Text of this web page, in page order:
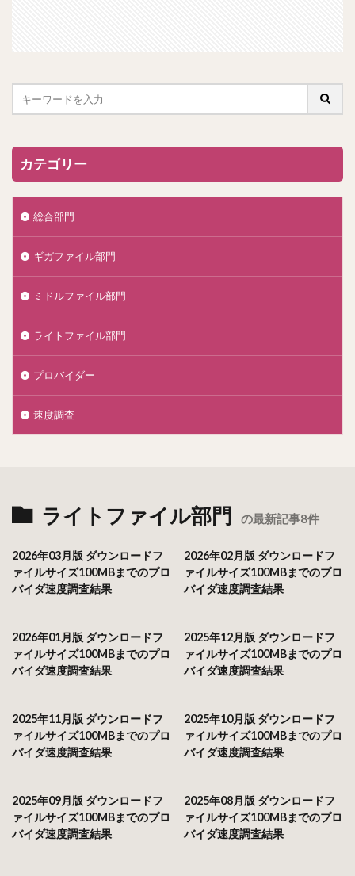
カテゴリー
総合部門
ギガファイル部門
ミドルファイル部門
ライトファイル部門
プロバイダー
速度調査
ライトファイル部門 の最新記事8件
2026年03月版 ダウンロードフ
ァイルサイズ100MBまでのプロ
バイダ速度調査結果
2026年02月版 ダウンロードフ
ァイルサイズ100MBまでのプロ
バイダ速度調査結果
2026年01月版 ダウンロードフ
ァイルサイズ100MBまでのプロ
バイダ速度調査結果
2025年12月版 ダウンロードフ
ァイルサイズ100MBまでのプロ
バイダ速度調査結果
2025年11月版 ダウンロードフ
ァイルサイズ100MBまでのプロ
バイダ速度調査結果
2025年10月版 ダウンロードフ
ァイルサイズ100MBまでのプロ
バイダ速度調査結果
2025年09月版 ダウンロードフ
ァイルサイズ100MBまでのプロ
バイダ速度調査結果
2025年08月版 ダウンロードフ
ァイルサイズ100MBまでのプロ
バイダ速度調査結果